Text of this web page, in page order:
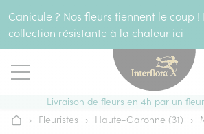
Canicule ? Nos fleurs tiennent le coup
collection résistante à la chaleur ici
Livraison de fleurs en 4h par un
Accueil
› Fleuristes › Haute-Garonne (31) ›